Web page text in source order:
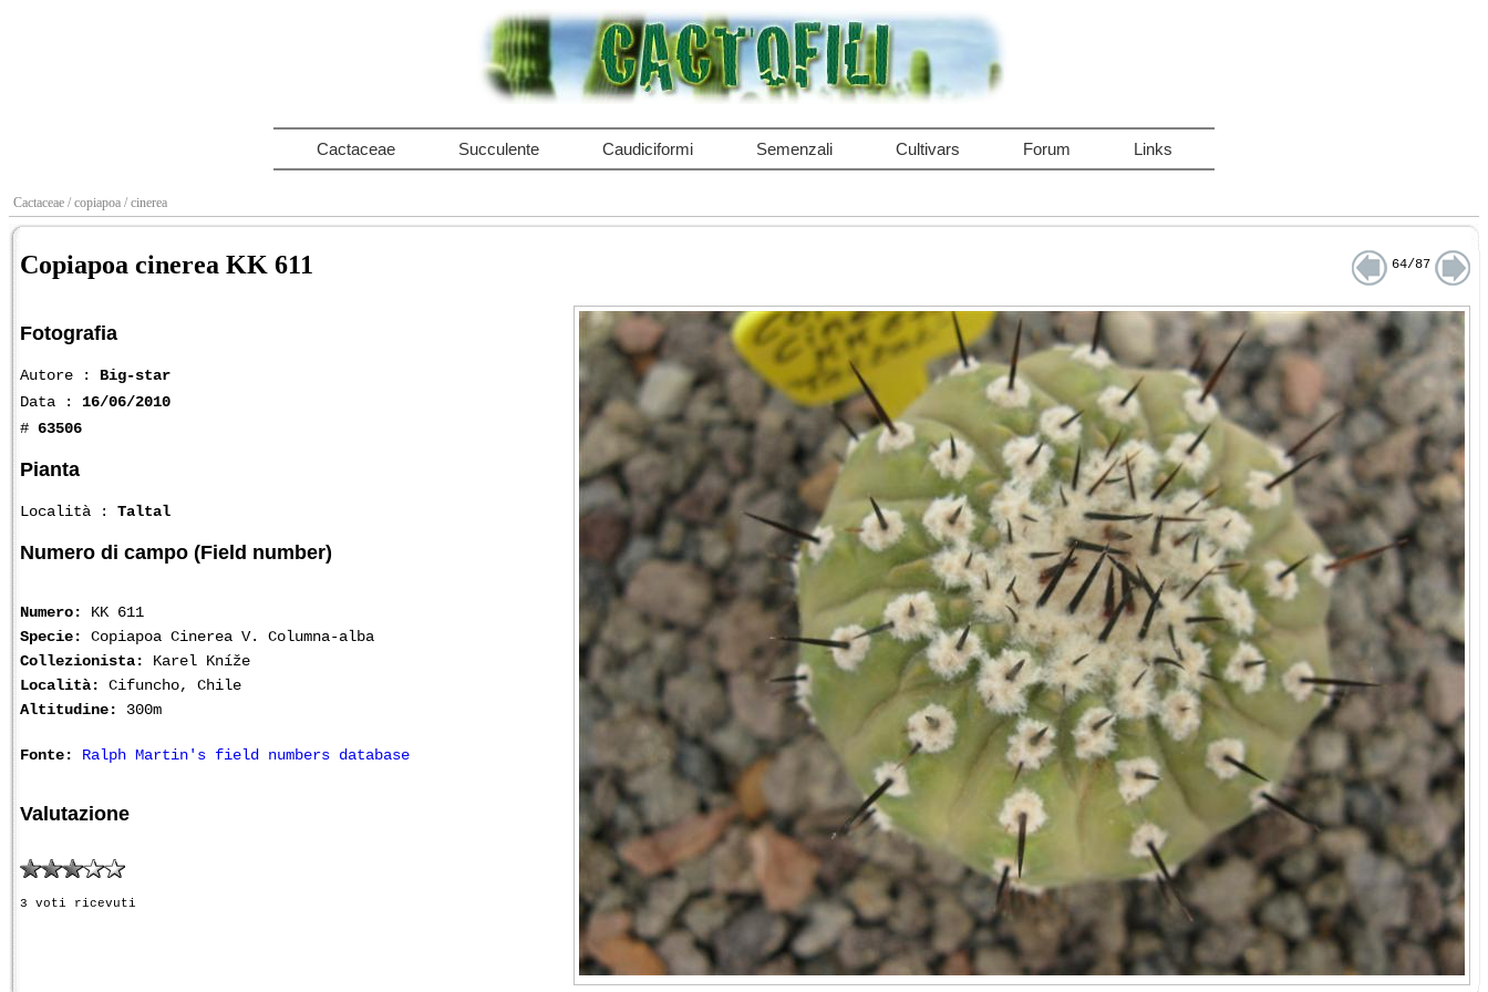
Cactaceae Succulente Caudiciformi Semenzali Cultivars Forum Links
Cactaceae / copiapoa / cinerea
Copiapoa cinerea KK 611 64/87
Fotografia
Autore : Big-star
Data : 16/06/2010
# 63506
Pianta
Località : Taltal
Numero di campo (Field number)
Numero:
KK 611
Specie:
Copiapoa Cinerea V. Columna-alba
Collezionista:
Karel Kníže
Località:
Cifuncho, Chile
Altitudine:
300m
Fonte: Ralph Martin's field numbers database
Valutazione
3 voti ricevuti